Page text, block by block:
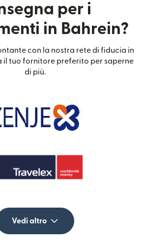
per i
in Bahrein?
con la nostra rete di fiducia in
il tuo fornitore preferito per saperne
di più.
Vedi altro